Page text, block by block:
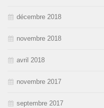
décembre 2018
novembre 2018
avril 2018
novembre 2017
septembre 2017